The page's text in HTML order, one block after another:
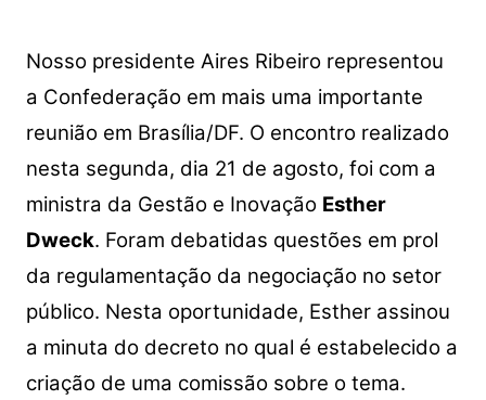
k
Nosso presidente Aires Ribeiro representou
a Confederação em mais uma importante
reunião em Brasília/DF. O encontro realizado
nesta segunda, dia 21 de agosto, foi com a
ministra da Gestão e Inovação Esther
Dweck. Foram debatidas questões em prol
da regulamentação da negociação no setor
público. Nesta oportunidade, Esther assinou
a minuta do decreto no qual é estabelecido a
criação de uma comissão sobre o tema.